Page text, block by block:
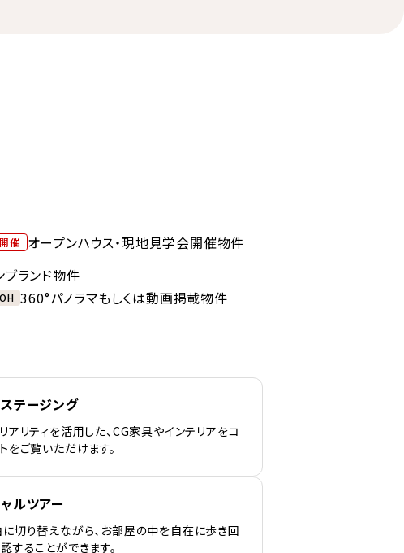
催 オープンハウス・現地見学会開催物件
ランド物件
360°パノラマもしくは動画掲載物件
テージング
アリティを活用した、CG家具やインテリアをコ
をご覧いただけます。
ルツアー
切り替えながら、お部屋の中を自在に歩き回
することができます。